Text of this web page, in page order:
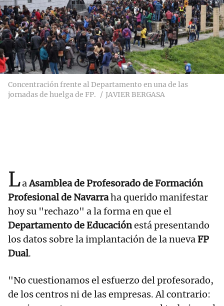
Concentración frente al Departamento en una de las
jornadas de huelga de FP.
JAVIER BERGASA
LaAsamblea de Profesorado de Formación
Profesional de Navarraha querido manifestar
hoy su "rechazo" a la forma en que el
Departamento de Educaciónestá presentando
los datos sobre la implantación de la nuevaFP
Dual.
"No cuestionamos el esfuerzo del profesorado,
de los centros ni de las empresas. Al contrario: